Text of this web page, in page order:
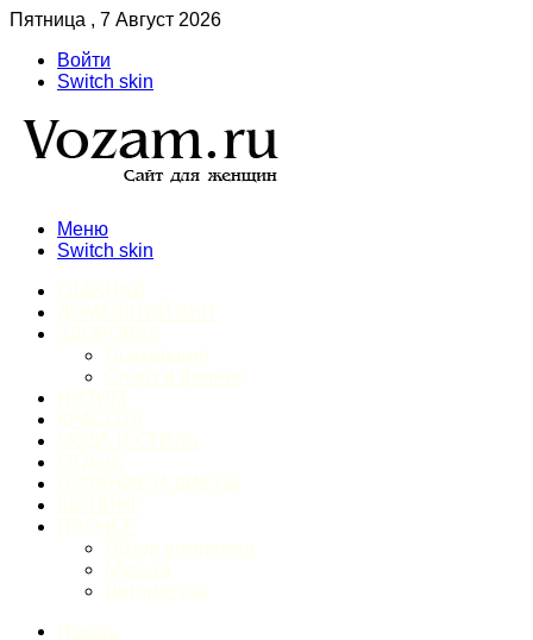
Пятница , 7 Август 2026
Войти
Switch skin
Меню
Switch skin